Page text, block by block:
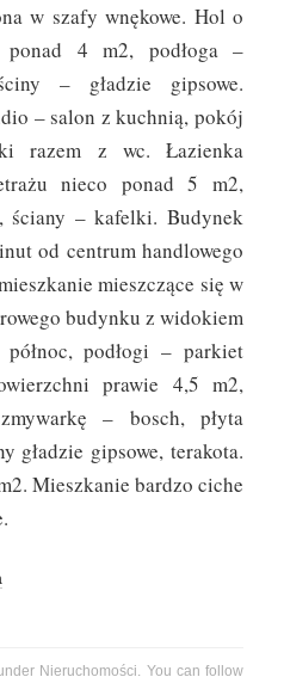
w szafy wnękowe. Hol o
ponad 4 m2, podłoga –
– gładzie gipsowe.
– salon z kuchnią, pokój
razem z wc. Łazienka
nieco ponad 5 m2,
ściany – kafelki. Budynek
od centrum handlowego
mieszczące się w
budynku z widokiem
podłogi – parkiet
prawie 4,5 m2,
– bosch, płyta
gładzie gipsowe, terakota.
Mieszkanie bardzo ciche
Nieruchomości. You can follow